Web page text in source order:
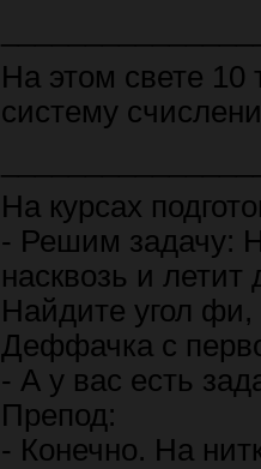
На этом свете
систему
На курсах
- Решим задачу:
насквозь и
Найдите угол фи,
Деффачка с
- А у вас есть
Препод:
- Конечно. На